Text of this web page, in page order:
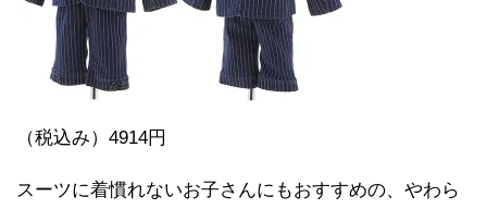
（税込み）4914円
スーツに着慣れないお子さんにもおすすめの、やわら